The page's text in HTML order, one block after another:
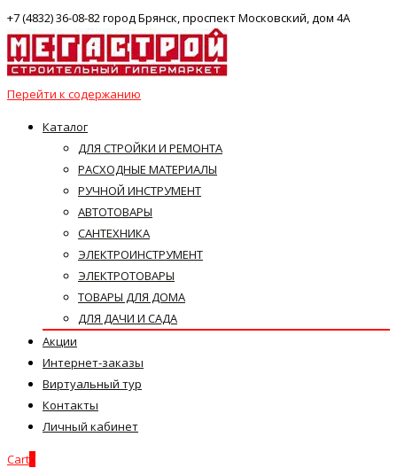
+7 (4832) 36-08-82 город Брянск, проспект Московский, дом 4А
Перейти к содержанию
Каталог
ДЛЯ СТРОЙКИ И РЕМОНТА
РАСХОДНЫЕ МАТЕРИАЛЫ
РУЧНОЙ ИНСТРУМЕНТ
АВТОТОВАРЫ
САНТЕХНИКА
ЭЛЕКТРОИНСТРУМЕНТ
ЭЛЕКТРОТОВАРЫ
ТОВАРЫ ДЛЯ ДОМА
ДЛЯ ДАЧИ И САДА
Акции
Интернет-заказы
Виртуальный тур
Контакты
Личный кабинет
Cart